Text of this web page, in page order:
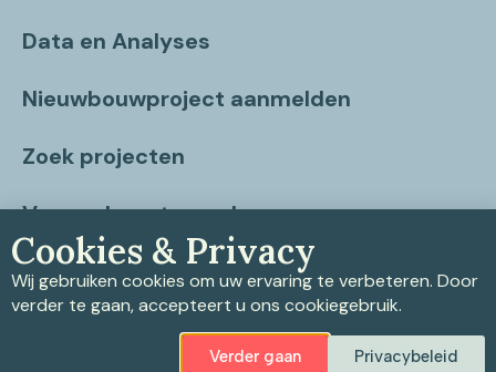
Data en Analyses
Nieuwbouwproject aanmelden
Zoek projecten
Vragen beantwoord
Contact
Cookies & Privacy
Wij gebruiken cookies om uw ervaring te verbeteren. Door
verder te gaan, accepteert u ons cookiegebruik.
Verder gaan Privacybeleid